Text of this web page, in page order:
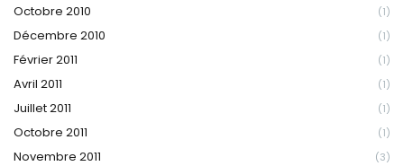
Octobre 2010 (1)
Décembre 2010 (1)
Février 2011 (1)
Avril 2011 (1)
Juillet 2011 (1)
Octobre 2011 (1)
Novembre 2011 (3)